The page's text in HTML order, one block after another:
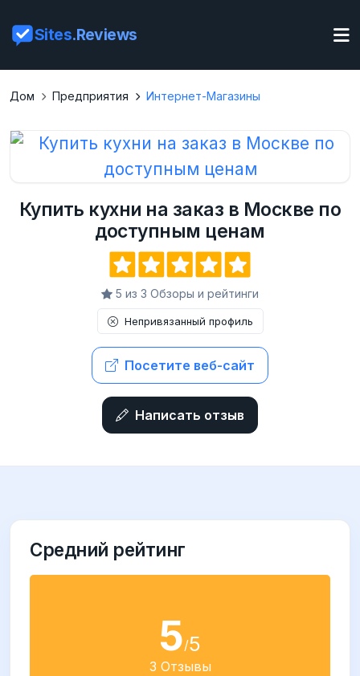
Sites.Reviews
Дом Предприятия Интернет-Магазины
Купить кухни на заказ в Москве по
доступным ценам
5 из 3 Обзоры и рейтинги
Непривязанный профиль
Посетите веб-сайт
Написать отзыв
Средний рейтинг
5/5
3 Отзывы